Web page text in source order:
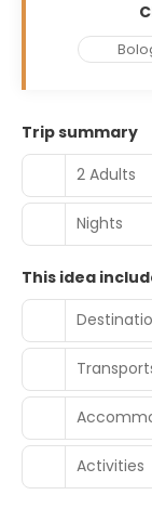
Trip summary
2 Adults
Nights
This idea
Activities